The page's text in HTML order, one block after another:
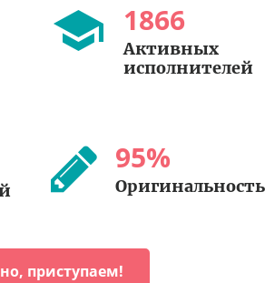
1866
Активных
исполнителей
95%
приступаем!